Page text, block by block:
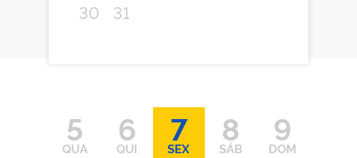
30
31
5
QUA
6
QUI
7
SEX
8
SÁB
9
DOM